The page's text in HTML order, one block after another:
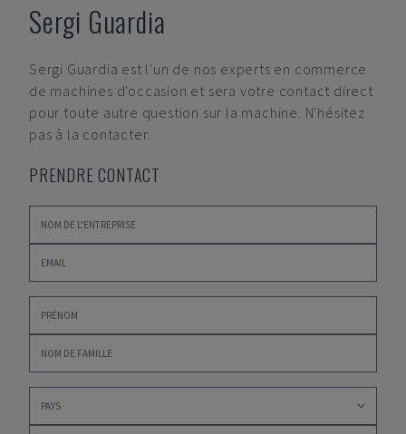
Sergi Guardia
Sergi Guardia est l'un de nos experts en commerce
de machines d'occasion et sera votre contact direct
pour toute autre question sur la machine. N'hésitez
pas à la contacter.
PRENDRE CONTACT